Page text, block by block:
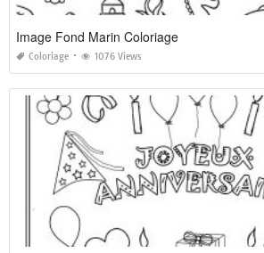
Image Fond Marin Coloriage
Coloriage 1076 Views